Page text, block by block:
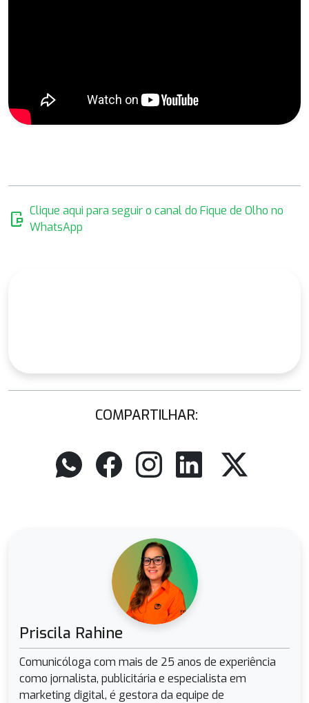
mobile_chat Clique aqui para seguir o canal do Fique de Olho no
WhatsApp
COMPARTILHAR:
Priscila Rahine
Comunicóloga com mais de 25 anos de experiência
como jornalista, publicitária e especialista em
marketing digital, é gestora da equipe de